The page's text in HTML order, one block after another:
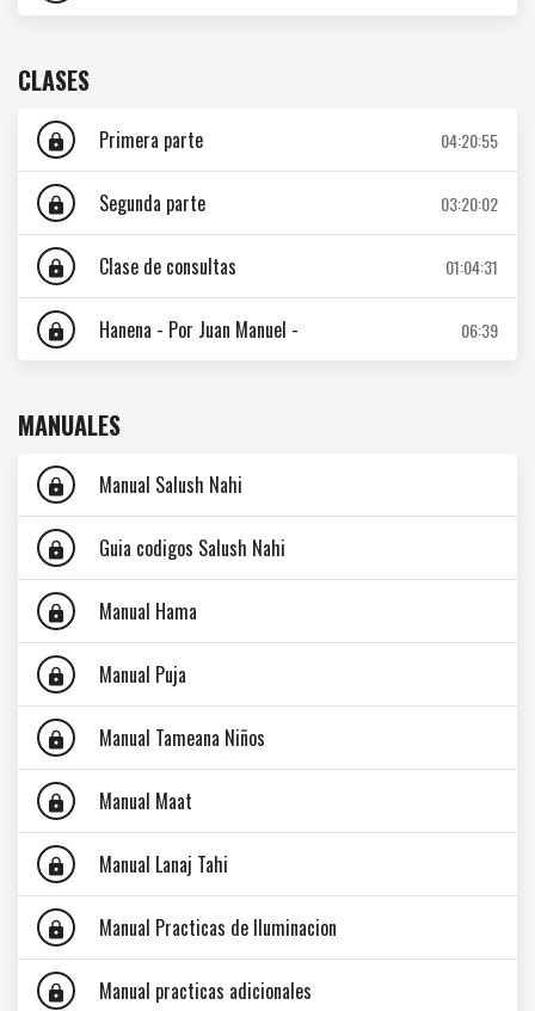
CLASES
lock Primera parte 04:20:55
lock Segunda parte 03:20:02
lock Clase de consultas 01:04:31
lock Hanena - Por Juan Manuel - 06:39
MANUALES
lock Manual Salush Nahi
lock Guia codigos Salush Nahi
lock Manual Hama
lock Manual Puja
lock Manual Tameana Niños
lock Manual Maat
lock Manual Lanaj Tahi
lock Manual Practicas de Iluminacion
lock Manual practicas adicionales